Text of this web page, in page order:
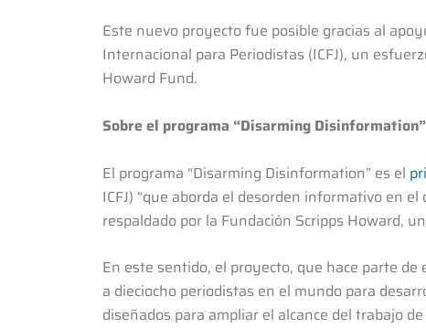
Este nuevo proyecto fue posible gracias al
Internacional para Periodistas (ICFJ), un
Howard Fund.
Sobre el programa “Disarming Disinformation”
El programa “Disarming Disinformation” es el
ICFJ) “que aborda el desorden informativo en
respaldado por la Fundación Scripps Howard,
En este sentido, el proyecto, que hace parte de
a dieciocho periodistas en el mundo para
diseñados para ampliar el alcance del trabajo